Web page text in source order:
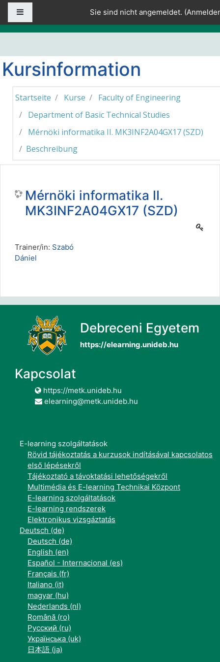
Zum Hauptinhalt
Sie sind nicht angemeldet. (
Kursinformation
Startseite Kurse
Faculty of Engineering
Department of Basic Technical Studies
Mérnöki informatika II. MK3INF2A04GX17 (SZD)
Beschreibung
Mérnöki informatika II.
MK3INF2A04GX17 (SZD)
Trainer/in: Szabó
Dániel
Debreceni Egyetem
https://elearning.unideb.hu
Kapcsolat
https://metk.unideb.hu
elearning@metk.unideb.hu
E-learning szolgáltatások
Rövid tájékoztatás a kurzusok indításával kapcsolatos
első lépésekről
Tájékoztató a távoktatási lehetőségekről
Multimédia és E-learning Technikai Központ
E-learning szolgáltatások
E-learning rendszerek
Elektronikus vizsgáztatás
Deutsch ‎(de)‎
Deutsch ‎(de)‎
English ‎(en)‎
Español - Internacional ‎(es)‎
Français ‎(fr)‎
Italiano ‎(it)‎
magyar ‎(hu)‎
Nederlands ‎(nl)‎
Română ‎(ro)‎
Русский ‎(ru)‎
Українська ‎(uk)‎
日本語 ‎(ja)‎